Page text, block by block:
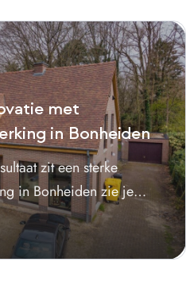
met
in Bonheiden
zit een sterke
in Bonheiden zie je
maar ook aan